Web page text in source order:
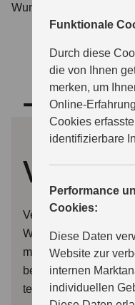
Funktionale
Durch diese
die von Ihnen
merken, um
Online-
Cookies
identifizierbare
Performance
Cookies:
Diese Daten
Website zur
internen
individuellen
Wunschtermin mit.
Verwenden Sie bitte
Wunschtermin für
mitzuteilen. Wir
bei Ihnen per E-Mail,
telefonisch.